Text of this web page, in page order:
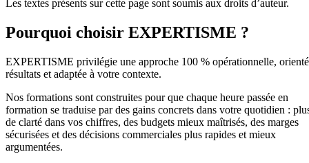
Les textes présents sur cette page sont soumis aux droits d’auteur.
Pourquoi choisir EXPERTISME ?
EXPERTISME privilégie une approche 100 % opérationnelle,
résultats et adaptée à votre contexte.
Nos formations sont construites pour que chaque heure passée en
formation se traduise par des gains concrets dans votre quotidien :
de clarté dans vos chiffres, des budgets mieux maîtrisés, des marges
sécurisées et des décisions commerciales plus rapides et mieux
argumentées.